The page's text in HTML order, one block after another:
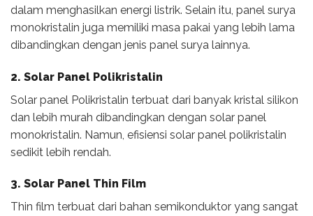
dalam menghasilkan energi listrik. Selain itu, panel surya
monokristalin juga memiliki masa pakai yang lebih lama
dibandingkan dengan jenis panel surya lainnya.
2. Solar Panel Polikristalin
Solar panel Polikristalin terbuat dari banyak kristal silikon
dan lebih murah dibandingkan dengan solar panel
monokristalin. Namun, efisiensi solar panel polikristalin
sedikit lebih rendah.
3. Solar Panel Thin Film
Thin film terbuat dari bahan semikonduktor yang sangat